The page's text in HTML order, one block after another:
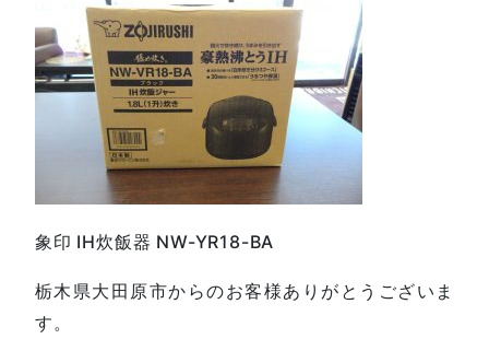
象印 IH炊飯器 NW-YR18-BA
栃木県大田原市からのお客様ありがとうございま
す。